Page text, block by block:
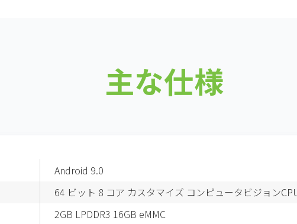
主な仕様
Android 9.0
64 ビット 8 コア カスタマイズ コンピュータビジョン
2GB LPDDR3 16GB eMMC